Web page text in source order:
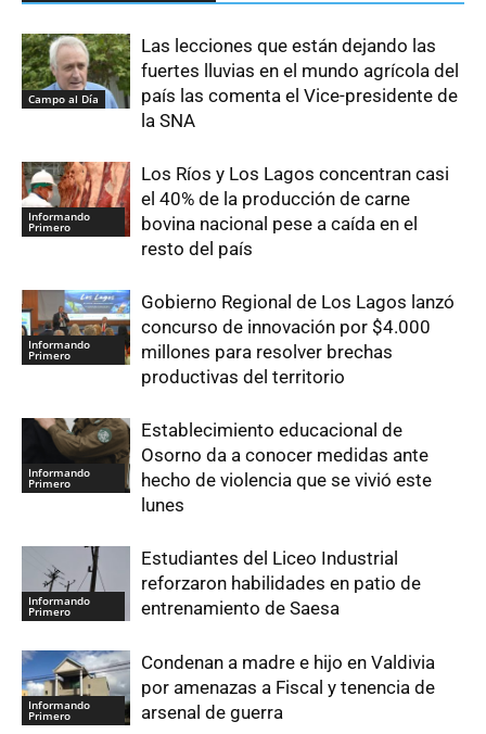
Campo al Día
Las lecciones que están dejando las
fuertes lluvias en el mundo agrícola del
país las comenta el Vice-presidente de
la SNA
Informando
Primero
Los Ríos y Los Lagos concentran casi
el 40% de la producción de carne
bovina nacional pese a caída en el
resto del país
Informando
Primero
Gobierno Regional de Los Lagos lanzó
concurso de innovación por $4.000
millones para resolver brechas
productivas del territorio
Informando
Primero
Establecimiento educacional de
Osorno da a conocer medidas ante
hecho de violencia que se vivió este
lunes
Informando
Primero
Estudiantes del Liceo Industrial
reforzaron habilidades en patio de
entrenamiento de Saesa
Informando
Primero
Condenan a madre e hijo en Valdivia
por amenazas a Fiscal y tenencia de
arsenal de guerra